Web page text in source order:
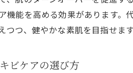
北海道の環
肌質改善を目指
肌質改善に
機能を高める効果があります
つ、健やかな素肌を目指せます
ビケアの選び方